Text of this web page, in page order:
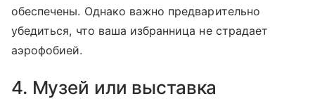
обеспечены. Однако важно предварительно
убедиться, что ваша избранница не страдает
аэрофобией.
4. Музей или выставка